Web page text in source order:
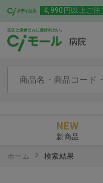
4,990円以上ご注
病院
NEW
新商品
ホーム 検索結果